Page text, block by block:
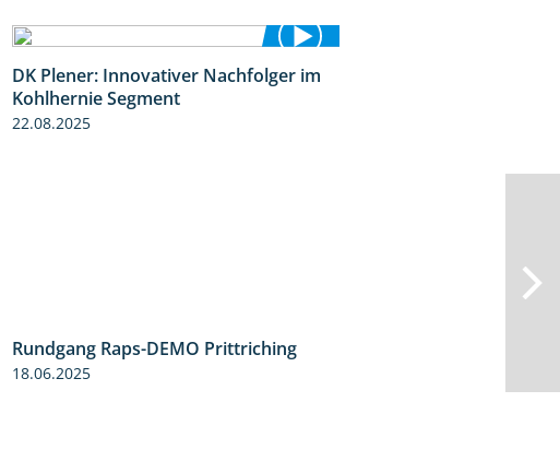
1:34
DK Plener: Innovativer Nachfolger im
Kohlhernie Segment
22.08.2025
5:34
Rundgang Raps-DEMO Prittriching
18.06.2025